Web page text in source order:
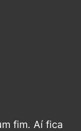
fim. Aí fica